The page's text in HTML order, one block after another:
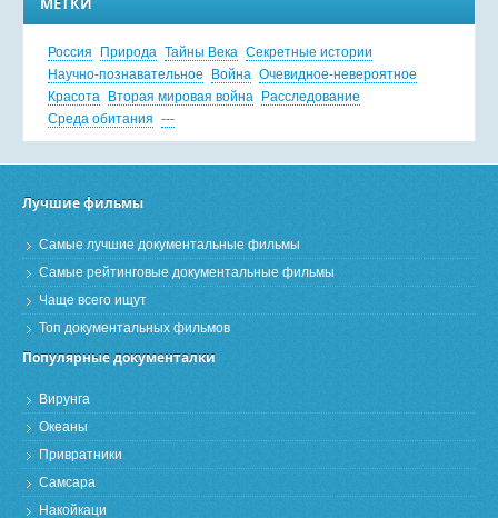
Россия Природа Тайны Века Секретные истории
Научно-познавательное
Война Очевидное-невероятное
Красота
Вторая мировая война
Расследование
Среда обитания ---
Лучшие фильмы
Самые лучшие документальные фильмы
Самые рейтинговые документальные фильмы
Чаще всего ищут
Топ документальных фильмов
Популярные документалки
Вирунга
Океаны
Привратники
Самсара
Накойкаци